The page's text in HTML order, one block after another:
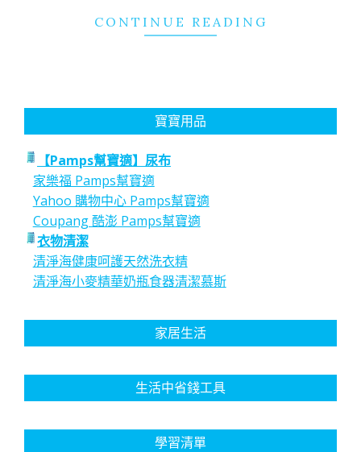
CONTINUE READING
寶寶用品
【Pamps幫寶適】尿布
家樂福 Pamps幫寶適
Yahoo 購物中心 Pamps幫寶適
Coupang 酷澎 Pamps幫寶適
衣物清潔
清淨海健康呵護天然洗衣精
清淨海小麥精華奶瓶食器清潔慕斯
家居生活
生活中省錢工具
學習清單